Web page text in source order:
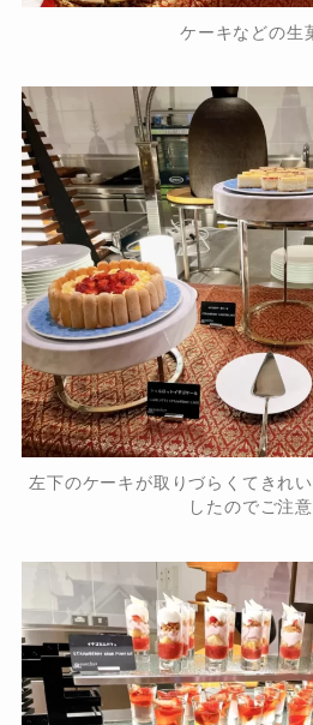
ケーキなどの生
左下のケーキが取りづらくてきれ
したのでご注意